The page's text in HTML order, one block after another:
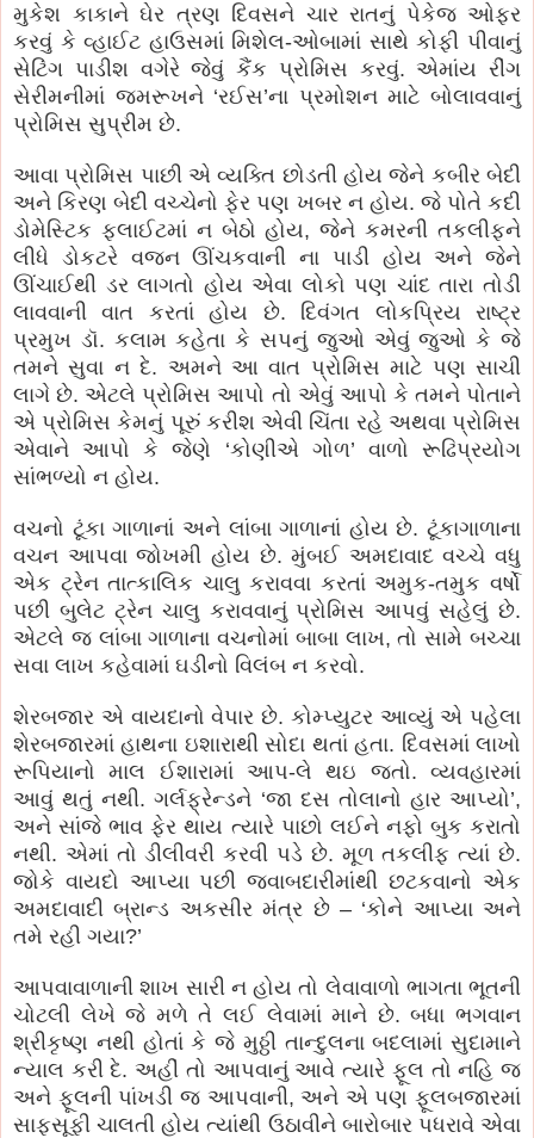
મુકેશ કાકાને ઘેર ત્રણ દિવસને ચાર રાતનું પેકેજ ઓફર
કરવું કે વ્હાઈટ હાઉસમાં મિશેલ-ઓબામાં સાથે કોફી પીવાનું
સેટિંગ પાડીશ વગેરે જેવું કૈંક પ્રોમિસ કરવું. એમાંય રીંગ
સેરીમનીમાં જમરૂખને ‘રઈસ’ના પ્રમોશન માટે બોલાવવાનું
પ્રોમિસ સુપ્રીમ છે.
આવા પ્રોમિસ પાછી એ વ્યક્તિ છોડતી હોય જેને કબીર બેદી
અને કિરણ બેદી વચ્ચેનો ફેર પણ ખબર ન હોય. જે પોતે કદી
ડોમેસ્ટિક ફ્લાઈટમાં ન બેઠો હોય, જેને કમરની તકલીફને
લીધે ડોકટરે વજન ઊંચકવાની ના પાડી હોય અને જેને
ઊંચાઈથી ડર લાગતો હોય એવા લોકો પણ ચાંદ તારા તોડી
લાવવાની વાત કરતાં હોય છે. દિવંગત લોકપ્રિય રાષ્ટ્ર
પ્રમુખ ડૉ. કલામ કહેતા કે સપનું જુઓ એવું જુઓ કે જે
તમને સુવા ન દે. અમને આ વાત પ્રોમિસ માટે પણ સાચી
લાગે છે. એટલે પ્રોમિસ આપો તો એવું આપો કે તમને પોતાને
એ પ્રોમિસ કેમનું પૂરું કરીશ એવી ચિંતા રહે અથવા પ્રોમિસ
એવાને આપો કે જેણે ‘કોણીએ ગોળ’ વાળો રૂઢિપ્રયોગ
સાંભળ્યો ન હોય.
વચનો ટૂંકા ગાળાનાં અને લાંબા ગાળાનાં હોય છે. ટૂંકાગાળાના
વચન આપવા જોખમી હોય છે. મુંબઈ અમદાવાદ વચ્ચે વધુ
એક ટ્રેન તાત્કાલિક ચાલુ કરાવવા કરતાં અમુક-તમુક વર્ષો
પછી બુલેટ ટ્રેન ચાલુ કરાવવાનું પ્રોમિસ આપવું સહેલું છે.
એટલે જ લાંબા ગાળાના વચનોમાં બાબા લાખ, તો સામે બચ્ચા
સવા લાખ કહેવામાં ઘડીનો વિલંબ ન કરવો.
શેરબજાર એ વાયદાનો વેપાર છે. કોમ્પ્યુટર આવ્યું એ પહેલા
શેરબજારમાં હાથના ઇશારાથી સોદા થતાં હતા. દિવસમાં લાખો
રૂપિયાનો માલ ઈશારામાં આપ-લે થઇ જતો. વ્યવહારમાં
આવું થતું નથી. ગર્લફ્રેન્ડને ‘જા દસ તોલાનો હાર આપ્યો’,
અને સાંજે ભાવ ફેર થાય ત્યારે પાછો લઈને નફો બુક કરાતો
નથી. એમાં તો ડીલીવરી કરવી પડે છે. મૂળ તકલીફ ત્યાં છે.
જોકે વાયદો આપ્યા પછી જવાબદારીમાંથી છટકવાનો એક
અમદાવાદી બ્રાન્ડ અકસીર મંત્ર છે – ‘કોને આપ્યા અને
તમે રહી ગયા?’
આપવાવાળાની શાખ સારી ન હોય તો લેવાવાળો ભાગતા ભૂતની
ચોટલી લેખે જે મળે તે લઈ લેવામાં માને છે. બધા ભગવાન
શ્રીકૃષ્ણ નથી હોતાં કે જે મુઠ્ઠી તાન્દુલના બદલામાં સુદામાને
ન્યાલ કરી દે. અહીં તો આપવાનું આવે ત્યારે ફૂલ તો નહિ જ
અને ફૂલની પાંખડી જ આપવાની, અને એ પણ ફૂલબજારમાં
સાફસૂફી ચાલતી હોય ત્યાંથી ઉઠાવીને બારોબાર પધરાવે એવા